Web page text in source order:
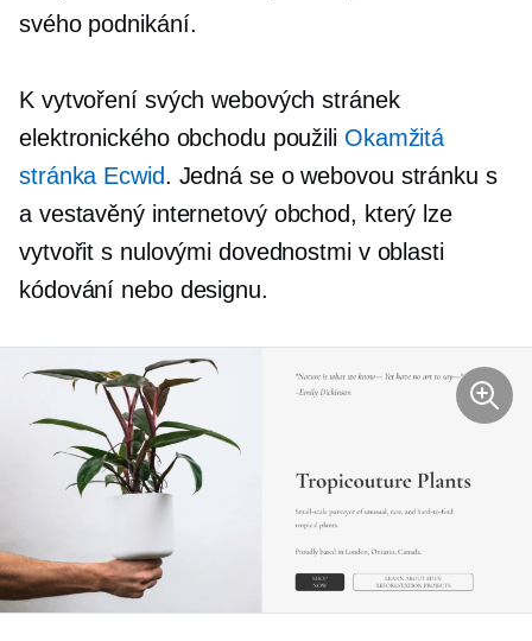
svého podnikání.
K vytvoření svých webových stránek
elektronického obchodu použili Okamžitá
stránka Ecwid. Jedná se o webovou stránku s
a vestavěnýinternetový obchod, který lze
vytvořit s nulovými dovednostmi v oblasti
kódování nebo designu.